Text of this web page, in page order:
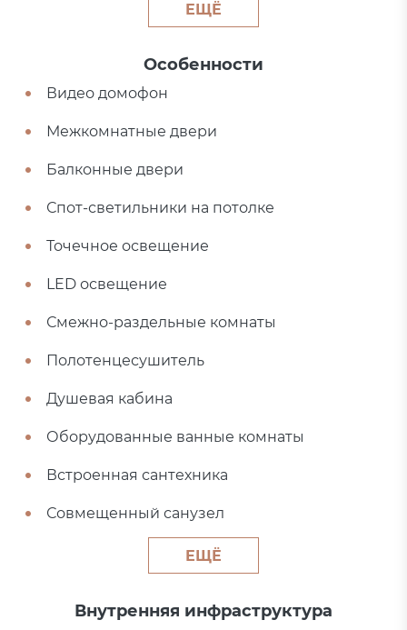
ЕЩЁ
Особенности
Видео домофон
Межкомнатные двери
Балконные двери
Спот-светильники на потолке
Точечное освещение
LED освещение
Смежно-раздельные комнаты
Полотенцесушитель
Душевая кабина
Оборудованные ванные комнаты
Встроенная сантехника
Совмещенный санузел
ЕЩЁ
Внутренняя инфраструктура